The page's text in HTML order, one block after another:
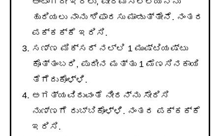
ಹುರಿಯಲು ನಾನು ಶಿಫಾರಸು ಮಾಡುತ್ತೇನೆ. ನಂತರ
ಪಕ್ಕಕ್ಕೆ ಇರಿಸಿ.
ಸಣ್ಣ ಮಿಕ್ಸರ್ ನಲ್ಲಿ 1 ಮುಷ್ಟಿಯಷ್ಟು
ಕೊತ್ತಂಬರಿ, ಪುದೀನ ಮತ್ತು 1 ಮೆಣಸಿನಕಾಯಿ
ತೆಗೆದುಕೊಳ್ಳಿ.
ಅಗತ್ಯವಿರುವಂತೆ ನೀರನ್ನು ಸೇರಿಸಿ
ನುಣ್ಣಗೆ ರುಬ್ಬಿಕೊಳ್ಳಿ. ನಂತರ ಪಕ್ಕಕ್ಕೆ
ಇರಿಸಿ.